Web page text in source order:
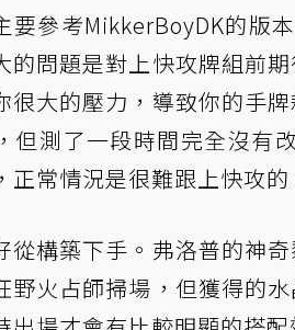
要參考MikkerBoyDK的版
的問題是對上快攻牌組前
很大的壓力，導致你的手
但測了一段時間完全沒有
正常情況是很難跟上快攻的
從構築下手。弗洛普的神
野火占師掃場，但獲得的